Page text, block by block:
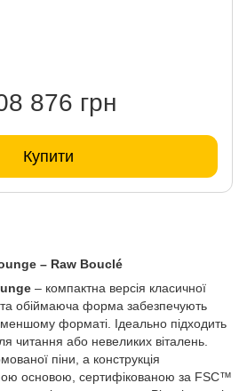
876 грн
Купити
– Raw Bouclé
– компактна версія класичної
та обіймаюча форма забезпечують
форматі. Ідеально підходить
читання або невеликих віталень.
піни, а конструкція
основою, сертифікованою за FSC™